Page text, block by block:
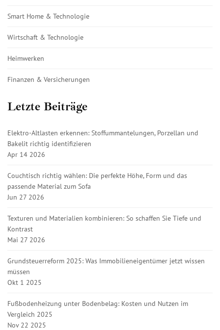
Smart Home & Technologie
Wirtschaft & Technologie
Heimwerken
Finanzen & Versicherungen
Letzte Beiträge
Elektro-Altlasten erkennen: Stoffummantelungen, Porzellan und
Bakelit richtig identifizieren
Apr 14 2026
Couchtisch richtig wählen: Die perfekte Höhe, Form und das
passende Material zum Sofa
Jun 27 2026
Texturen und Materialien kombinieren: So schaffen Sie Tiefe und
Kontrast
Mai 27 2026
Grundsteuerreform 2025: Was Immobilieneigentümer jetzt wissen
müssen
Okt 1 2025
Fußbodenheizung unter Bodenbelag: Kosten und Nutzen im
Vergleich 2025
Nov 22 2025